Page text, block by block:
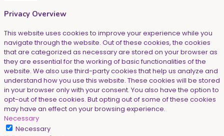
Privacy Overview
This website uses cookies to improve your experience while you
navigate through the website. Out of these cookies, the cookies
that are categorized as necessary are stored on your browser as
they are essential for the working of basic functionalities of the
website. We also use third-party cookies that help us analyze and
understand how you use this website. These cookies will be stored
in your browser only with your consent. You also have the option to
opt-out of these cookies. But opting out of some of these cookies
may have an effect on your browsing experience.
Necessary
Necessary